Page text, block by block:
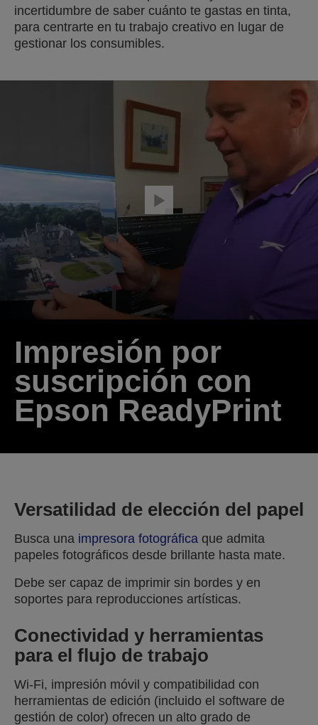
incertidumbre de saber cuánto te gastas en tinta,
para centrarte en tu trabajo creativo en lugar de
gestionar los consumibles.
Impresión por
suscripción con
Epson ReadyPrint
Versatilidad de elección del papel
Busca una impresora fotográfica que admita
papeles fotográficos desde brillante hasta mate.
Debe ser capaz de imprimir sin bordes y en
soportes para reproducciones artísticas.
Conectividad y herramientas
para el flujo de trabajo
Wi-Fi, impresión móvil y compatibilidad con
herramientas de edición (incluido el software de
gestión de color) ofrecen un alto grado de